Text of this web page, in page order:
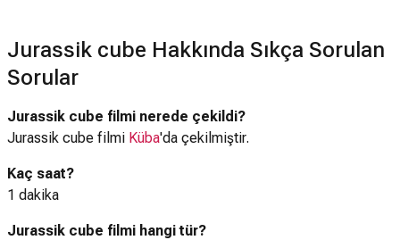
Jurassik cube Hakkında Sıkça Sorulan
Sorular
Jurassik cube filmi nerede çekildi?
Jurassik cube filmi Küba'da çekilmiştir.
Kaç saat?
1 dakika
Jurassik cube filmi hangi tür?